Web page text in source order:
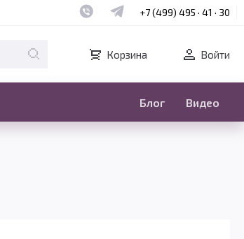
Наш whatsapp
Наш telegram
+7 (499) 495 · 41 · 30
Корзина Войти
Блог Видео